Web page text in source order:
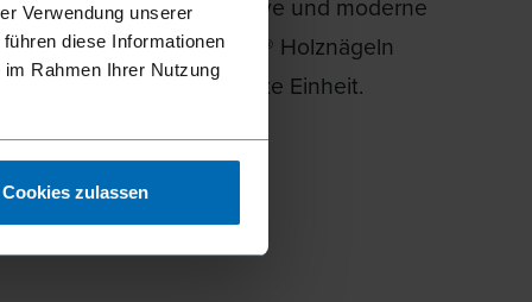
Verwendung unserer
diese Informationen
Rahmen Ihrer Nutzung
Cookies zulassen
Gebäude eine exklusive und moderne
Die mit LIGNOLOC® Holznägeln
bilden eine perfekte Einheit.